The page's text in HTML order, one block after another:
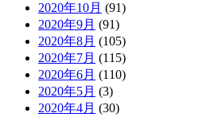
2020年10月 (91)
2020年9月 (91)
2020年8月 (105)
2020年7月 (115)
2020年6月 (110)
2020年5月 (3)
2020年4月 (30)